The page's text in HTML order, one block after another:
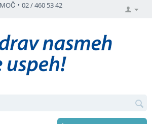
• 02 / 460 53 42